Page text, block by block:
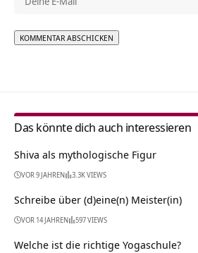
Das könnte dich auch interessieren
Shiva als mythologische Figur
VOR 9 JAHREN 3.3K VIEWS
Schreibe über (d)eine(n) Meister(in)
VOR 14 JAHREN 597 VIEWS
Welche ist die richtige Yogaschule?